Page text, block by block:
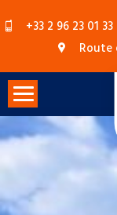
to
+33 2 96 23 01 33
Route